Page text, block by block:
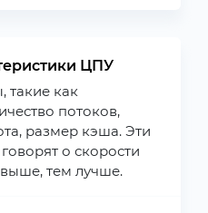
ЦПУ
такие как
потоков,
размер кэша. Эти
о скорости
тем лучше.